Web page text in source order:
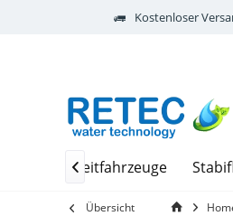
Kostenloser
Freizeitfahrzeuge

Übersicht